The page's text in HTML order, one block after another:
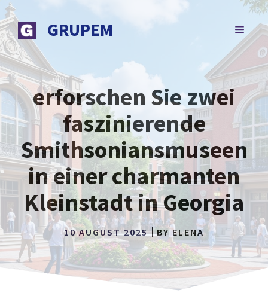
Zum
Inhalt
springen
GRUPEM MENÜ
erforschen Sie zwei
faszinierende
Smithsoniansmuseen
in einer charmanten
Kleinstadt in Georgia
10 AUGUST 2025 BYELENA